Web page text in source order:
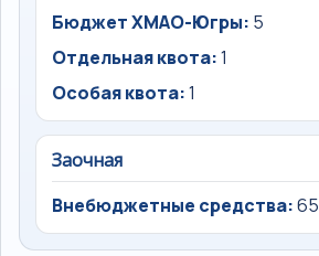
Бюджет ХМАО-Югры: 5
Отдельная квота:1
Особая квота:1
Заочная
Внебюджетные средства:65